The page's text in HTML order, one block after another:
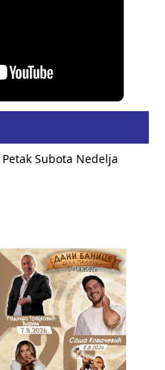
Petak Subota Nedelja